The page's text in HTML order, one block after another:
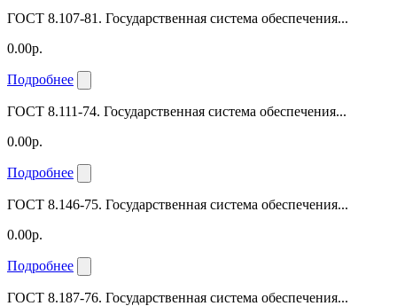
ГОСТ 8.107-81. Государственная система обеспечения...
0.00р.
Подробнее
ГОСТ 8.111-74. Государственная система обеспечения...
0.00р.
Подробнее
ГОСТ 8.146-75. Государственная система обеспечения...
0.00р.
Подробнее
ГОСТ 8.187-76. Государственная система обеспечения...